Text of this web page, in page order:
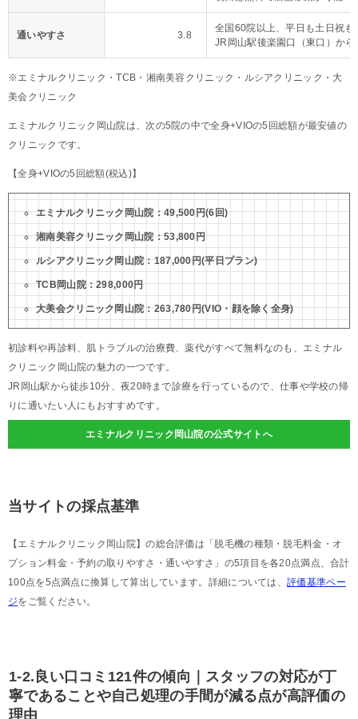
通いやすさ 3.8
全国60院以上、平日も土日祝も
JR岡山駅後楽園口（東口）から
※エミナルクリニック・TCB・湘南美容クリニック・ルシアクリニック・大
美会クリニック
エミナルクリニック岡山院は、次の5院の中で全身+VIOの5回総額が最安値の
クリニックです。
【全身+VIOの5回総額(税込)】
エミナルクリニック岡山院：49,500円(6回)
湘南美容クリニック岡山院：53,800円
ルシアクリニック岡山院：187,000円(平日プラン)
TCB岡山院：298,000円
大美会クリニック岡山院：263,780円(VIO・顔を除く全身)
初診料や再診料、肌トラブルの治療費、薬代がすべて無料なのも、エミナル
クリニック岡山院の魅力の一つです。
JR岡山駅から徒歩10分、夜20時まで診療を行っているので、仕事や学校の帰
りに通いたい人にもおすすめです。
エミナルクリニック岡山院の公式サイトへ
当サイトの採点基準
【エミナルクリニック岡山院】の総合評価は「脱毛機の種類・脱毛料金・オ
プション料金・予約の取りやすさ・通いやすさ」の5項目を各20点満点、合計
100点を5点満点に換算して算出しています。詳細については、 評価基準ペー
ジをご覧ください。
1-2.良い口コミ121件の傾向｜スタッフの対応が丁
寧であることや自己処理の手間が減る点が高評価の
理由